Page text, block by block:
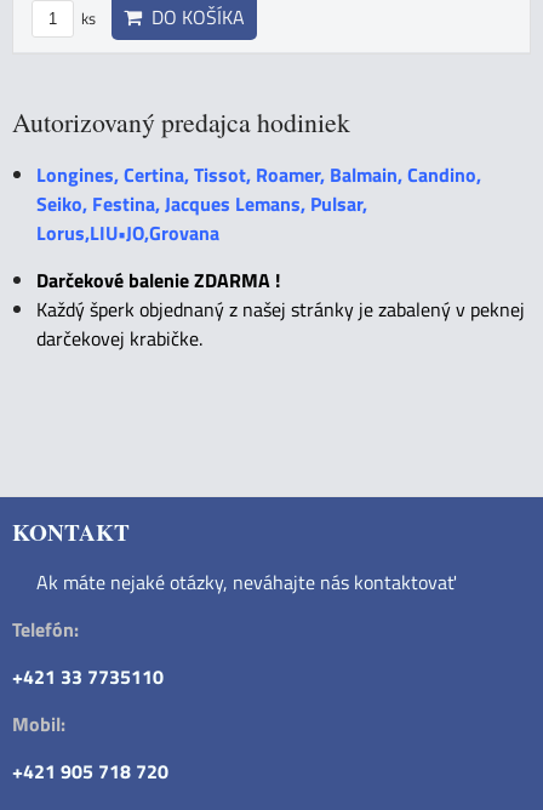
ks DO KOŠÍKA
Autorizovaný predajca hodiniek
Longines, Certina, Tissot, Roamer, Balmain, Candino,
Seiko, Festina, Jacques Lemans, Pulsar,
Lorus,LIU•JO,Grovana
Darčekové balenie ZDARMA !
Každý šperk objednaný z našej stránky je zabalený v peknej
darčekovej krabičke.
KONTAKT
Ak máte nejaké otázky, neváhajte nás kontaktovať
Telefón:
+421 33 7735110
Mobil:
+421 905 718 720